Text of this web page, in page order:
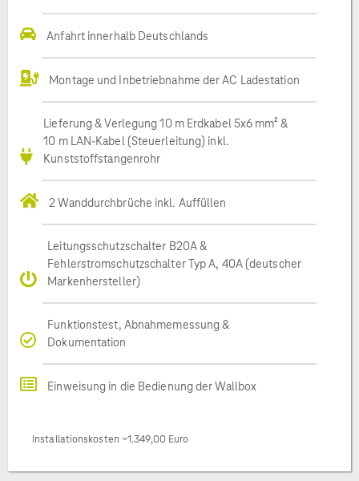
Anfahrt innerhalb Deutschlands
Montage und Inbetriebnahme der AC Ladestation
Lieferung & Verlegung 10 m Erdkabel 5x6 mm² &
10 m LAN-Kabel (Steuerleitung) inkl.
Kunststoffstangenrohr
2 Wanddurchbrüche inkl. Auffüllen
Leitungsschutzschalter B20A &
Fehlerstromschutzschalter Typ A, 40A (deutscher
Markenhersteller)
Funktionstest, Abnahmemessung &
Dokumentation
Einweisung in die Bedienung der Wallbox
Installationskosten ~1.349,00 Euro